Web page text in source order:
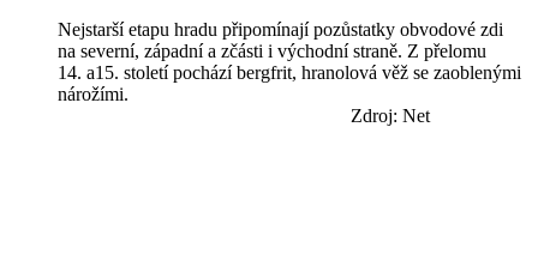
Nejstarší etapu hradu připomínají pozůstatky obvodové zdi
na severní, západní a zčásti i východní straně. Z přelomu
14. a15. století pochází bergfrit, hranolová věž se zaoblenými
nárožími.
Zdroj: Net